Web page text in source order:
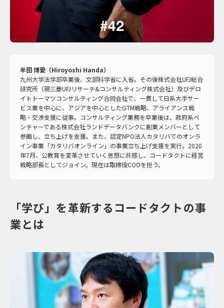
半田 博愛（Hiroyoshi Handa）
九州大学法学部卒業後、文部科学省に入省。その後株式会社UFJ総合
研究所（現三菱UFJリサーチ&コンサルティング株式会社）及びデロ
イトトーマツコンサルティング合同会社で、一貫して日系大手サー
ビス業を中心に、アジアを中心としたGTM戦略、アライアンス戦
略・交渉支援に従事。コンサルティング業務を卒業後は、政府系ベ
ンチャーである株式会社ランドデータバンクに創業メンバーとして
参画し、立ち上げを支援。また、認定NPO法人カタリバでのオンラ
イン事業「カタリバオンライン」の事業立ち上げ支援を実行。2020
年7月、公教育を変革させていく思想に共感し、コードタクトに経営
戦略部長としてジョイン。現在は取締役COOを担う。
「学び」を革新するコードタクトの事
業とは